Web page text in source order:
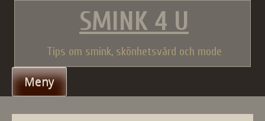
SMINK 4 U
Tips om smink, skönhetsvård och mode
Meny